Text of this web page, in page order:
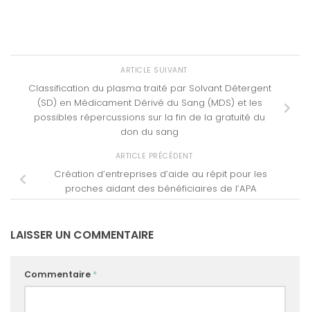
ARTICLE SUIVANT
Classification du plasma traité par Solvant Détergent
(SD) en Médicament Dérivé du Sang (MDS) et les
possibles répercussions sur la fin de la gratuité du
don du sang
ARTICLE PRÉCÉDENT
Création d’entreprises d’aide au répit pour les
proches aidant des bénéficiaires de l’APA
LAISSER UN COMMENTAIRE
Commentaire *